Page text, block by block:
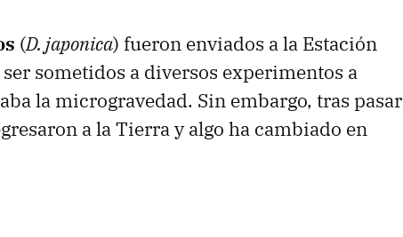
(D. japonica) fueron enviados a la Estación
sometidos a diversos experimentos a
la microgravedad. Sin embargo, tras pasar
a la Tierra y algo ha cambiado en